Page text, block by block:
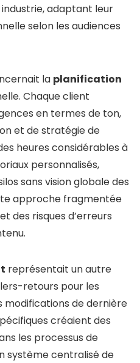
adaptant leur
selon les audiences
la planification
Chaque client
en termes de ton,
et de stratégie de
heures considérables à
personnalisés,
sans vision globale des
approche fragmentée
des risques d’erreurs
représentait un autre
retours pour les
modifications de dernière
créaient des
les processus de
système centralisé de